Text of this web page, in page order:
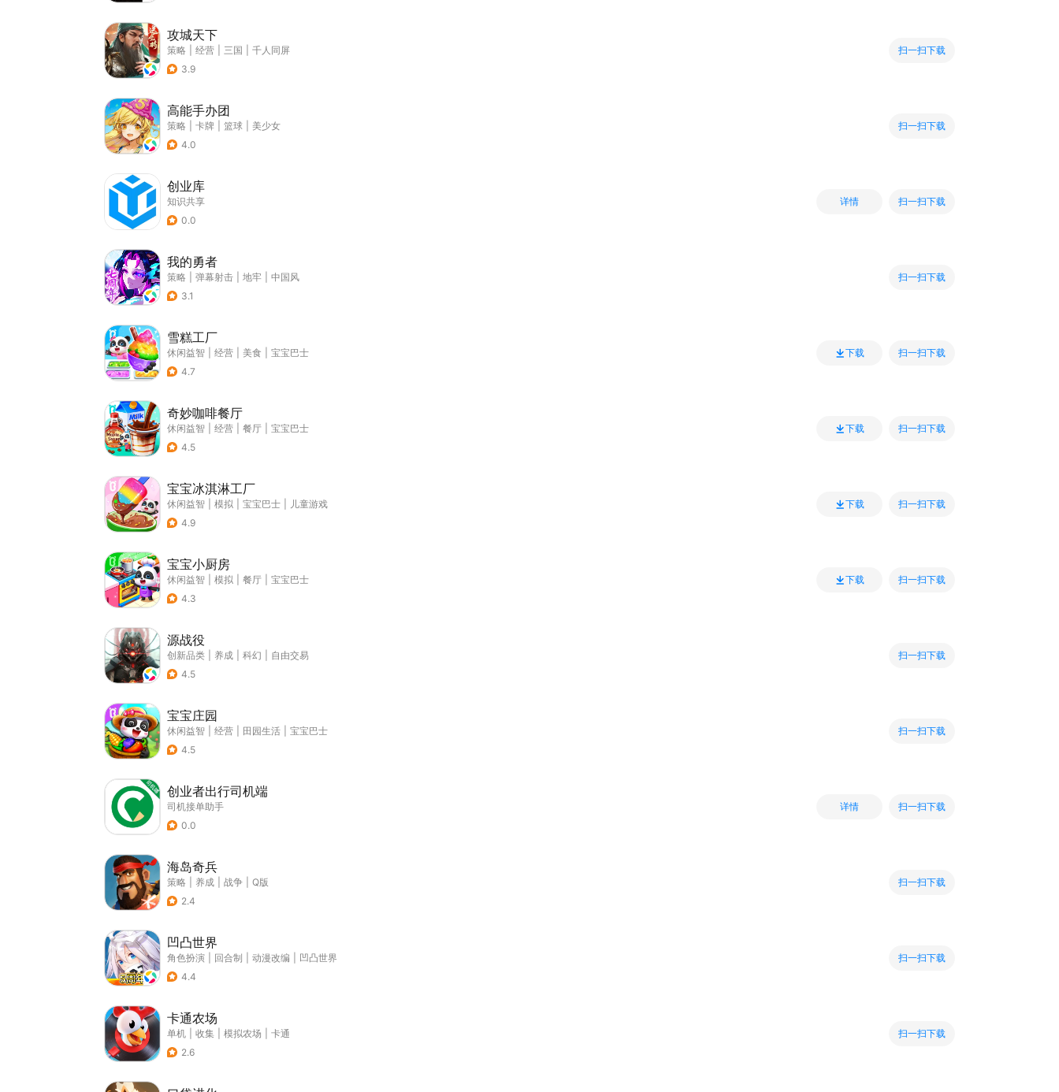
攻城天下
策略 经营 三国
千人同屏
3.9
扫一扫下载
高能手办团
策略 卡牌 篮球
美少女
4.0
扫一扫下载
创业库
知识共享
0.0
详情 扫一扫下载
我的勇者
策略 弹幕射击 地牢
中国风
3.1
扫一扫下载
雪糕工厂
休闲益智 经营 美食
宝宝巴士
4.7
下载 扫一扫下载
奇妙咖啡餐厅
休闲益智 经营 餐厅
宝宝巴士
4.5
下载 扫一扫下载
宝宝冰淇淋工厂
休闲益智 模拟 宝宝巴士
儿童游戏
4.9
下载 扫一扫下载
宝宝小厨房
休闲益智 模拟 餐厅
宝宝巴士
4.3
下载 扫一扫下载
源战役
创新品类 养成 科幻
自由交易
4.5
扫一扫下载
宝宝庄园
休闲益智 经营 田园生活
宝宝巴士
4.5
扫一扫下载
创业者出行司机端
司机接单助手
0.0
详情 扫一扫下载
海岛奇兵
策略 养成 战争
Q版
2.4
扫一扫下载
凹凸世界
角色扮演 回合制 动漫改编
凹凸世界
4.4
扫一扫下载
卡通农场
单机 收集 模拟农场
卡通
2.6
扫一扫下载